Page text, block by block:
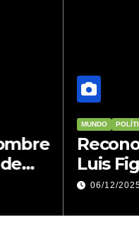
TENDENCIA
diputado
a
que
VERÓNICA